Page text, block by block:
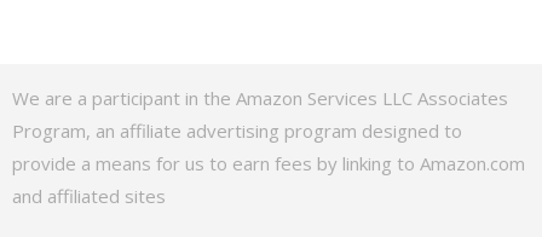
We are a participant in the Amazon Services LLC Associates
Program, an affiliate advertising program designed to
provide a means for us to earn fees by linking to Amazon.com
and affiliated sites